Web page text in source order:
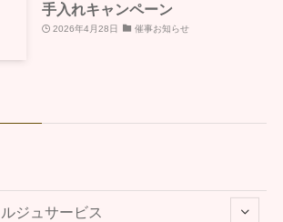
手入れキャンペーン
2026年4月28日 催事お知らせ
ジュサービス